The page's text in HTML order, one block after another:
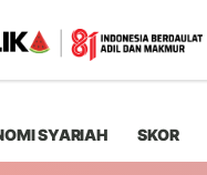
SYARIAH SKOR